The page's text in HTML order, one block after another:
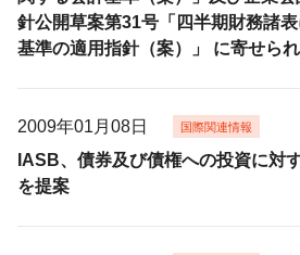
針公開草案第31号「四半期財務諸
基準の適用指針（案）」 に寄せら
2009年01月08日 国際関連情報
IASB、債券及び債権への投資に対
を提案